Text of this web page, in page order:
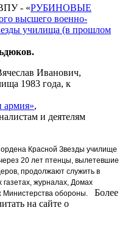
- «РУБИНОВЫЕ
высшего военно-
училища (в прошлом
Иванович,
1983 года, к
армия»,
и деятелям
Красной Звезды училище
20 лет птенцы, вылетевшие
продолжают служить в
журналах, Домах
Министерства обороны.
Более
на сайте о